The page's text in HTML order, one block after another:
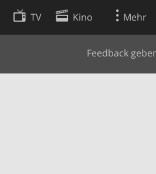
TV Kino Mehr
Feedback